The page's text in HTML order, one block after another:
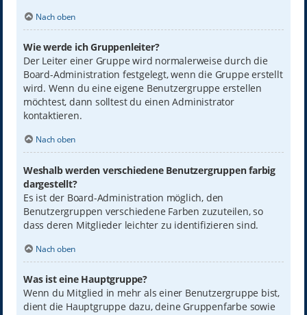
Nach oben
Wie werde ich Gruppenleiter?
Der Leiter einer Gruppe wird normalerweise durch die
Board-Administration festgelegt, wenn die Gruppe erstellt
wird. Wenn du eine eigene Benutzergruppe erstellen
möchtest, dann solltest du einen Administrator
kontaktieren.
Nach oben
Weshalb werden verschiedene Benutzergruppen farbig
dargestellt?
Es ist der Board-Administration möglich, den
Benutzergruppen verschiedene Farben zuzuteilen, so
dass deren Mitglieder leichter zu identifizieren sind.
Nach oben
Was ist eine Hauptgruppe?
Wenn du Mitglied in mehr als einer Benutzergruppe bist,
dient die Hauptgruppe dazu, deine Gruppenfarbe sowie